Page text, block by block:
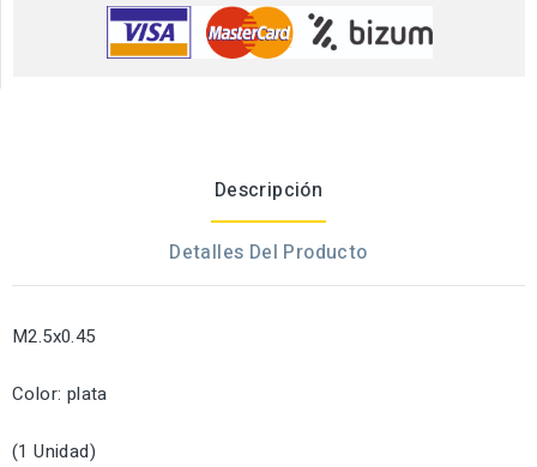
Descripción
Detalles Del Producto
M2.5x0.45
Color: plata
(1 Unidad)